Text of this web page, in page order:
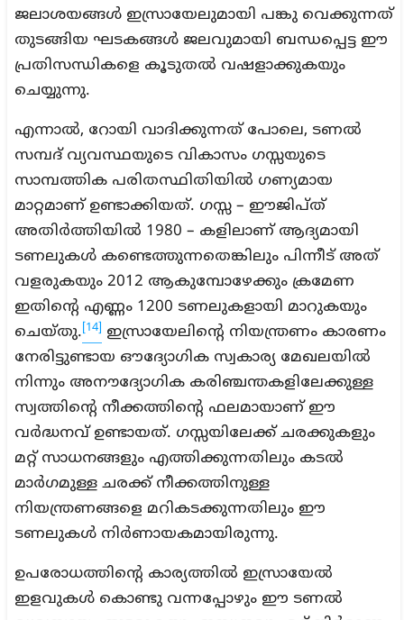
ജലാശയങ്ങൾ ഇസ്രായേലുമായി പങ്കു വെക്കുന്നത്
തുടങ്ങിയ ഘടകങ്ങൾ ജലവുമായി ബന്ധപ്പെട്ട ഈ
പ്രതിസന്ധികളെ കൂടുതൽ വഷളാക്കുകയും
ചെയ്യുന്നു.
എന്നാൽ, റോയി വാദിക്കുന്നത് പോലെ, ടണൽ
സമ്പദ് വ്യവസ്ഥയുടെ വികാസം ഗസ്സയുടെ
സാമ്പത്തിക പരിതസ്ഥിതിയിൽ ഗണ്യമായ
മാറ്റമാണ് ഉണ്ടാക്കിയത്. ഗസ്സ – ഈജിപ്ത്
അതിർത്തിയിൽ 1980 – കളിലാണ് ആദ്യമായി
ടണലുകൾ കണ്ടെത്തുന്നതെങ്കിലും പിന്നീട് അത്
വളരുകയും 2012 ആകുമ്പോഴേക്കും ക്രമേണ
ഇതിന്റെ എണ്ണം 1200 ടണലുകളായി മാറുകയും
ചെയ്തു. [14]
ഇസ്രായേലിന്റെ നിയന്ത്രണം കാരണം
നേരിട്ടുണ്ടായ ഔദ്യോഗിക സ്വകാര്യ മേഖലയിൽ
നിന്നും അനൗദ്യോഗിക കരിഞ്ചന്തകളിലേക്കുള്ള
സ്വത്തിന്റെ നീക്കത്തിന്റെ ഫലമായാണ് ഈ
വർദ്ധനവ് ഉണ്ടായത്. ഗസ്സയിലേക്ക് ചരക്കുകളും
മറ്റ് സാധനങ്ങളും എത്തിക്കുന്നതിലും കടൽ
മാർഗമുള്ള ചരക്ക് നീക്കത്തിനുള്ള
നിയന്ത്രണങ്ങളെ മറികടക്കുന്നതിലും ഈ
ടണലുകൾ നിർണായകമായിരുന്നു.
ഉപരോധത്തിന്റെ കാര്യത്തിൽ ഇസ്രായേൽ
ഇളവുകൾ കൊണ്ടു വന്നപ്പോഴും ഈ ടണൽ